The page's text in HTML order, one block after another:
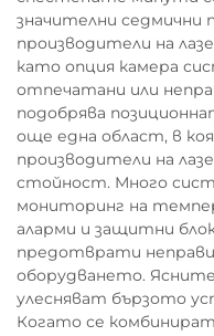
значителни седмични
производители на
като опция камера
отпечатани или
подобрява
още една област, в
производители на
стойност. Много
мониторинг на
аларми и защитни
предотврати
оборудването.
улесняват бързото
Когато се